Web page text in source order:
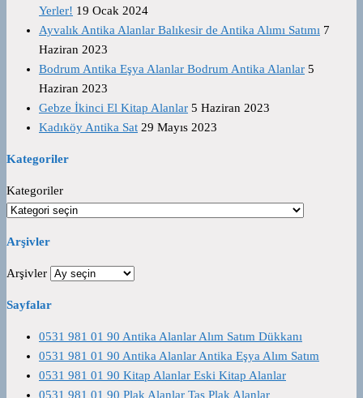
Yerler! 19 Ocak 2024
Ayvalık Antika Alanlar Balıkesir de Antika Alımı Satımı 7
Haziran 2023
Bodrum Antika Eşya Alanlar Bodrum Antika Alanlar 5
Haziran 2023
Gebze İkinci El Kitap Alanlar 5 Haziran 2023
Kadıköy Antika Sat 29 Mayıs 2023
Kategoriler
Kategoriler
Arşivler
Arşivler
Sayfalar
0531 981 01 90 Antika Alanlar Alım Satım Dükkanı
0531 981 01 90 Antika Alanlar Antika Eşya Alım Satım
0531 981 01 90 Kitap Alanlar Eski Kitap Alanlar
0531 981 01 90 Plak Alanlar Taş Plak Alanlar